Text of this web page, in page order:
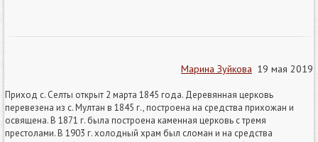
Марина Зуйкова 19 мая 2019
Приход с. Селты открыт 2 марта 1845 года. Деревянная церковь
перевезена из с. Мултан в 1845 г., построена на средства прихожан и
освящена. В 1871 г. была построена каменная церковь с тремя
престолами. В 1903 г. холодный храм был сломан и на средства